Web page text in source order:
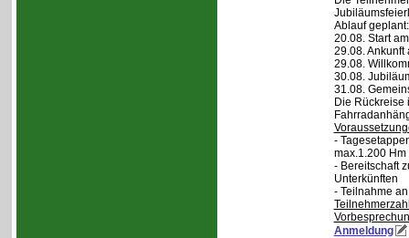
Ablauf geplant:
20.08. Start
29.08. Ankunft
29.08.
30.08.
31.08.
Die Rückreise
-
max.1.200 Hm
- Bereitschaft
Unterkünften
- Teilnahme
Anmeldung